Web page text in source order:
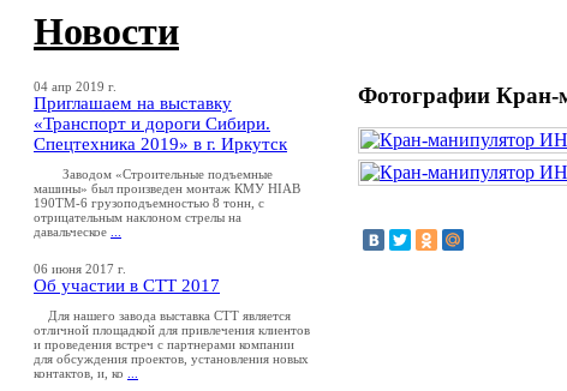
Новости
04 апр 2019 г.
Приглашаем на выставку
«Транспорт и дороги Сибири.
Спецтехника 2019» в г. Иркутск
Заводом «Строительные подъемные
машины» был произведен монтаж КМУ HIAB
190TM-6 грузоподъемностью 8 тонн, с
отрицательным наклоном стрелы на
давальческое
06 июня 2017 г.
Об участии в СТТ 2017
Для нашего завода выставка СТТ является
отличной площадкой для привлечения клиентов
и проведения встреч с партнерами компании
для обсуждения проектов, установления новых
контактов, и, ко
Фотографии